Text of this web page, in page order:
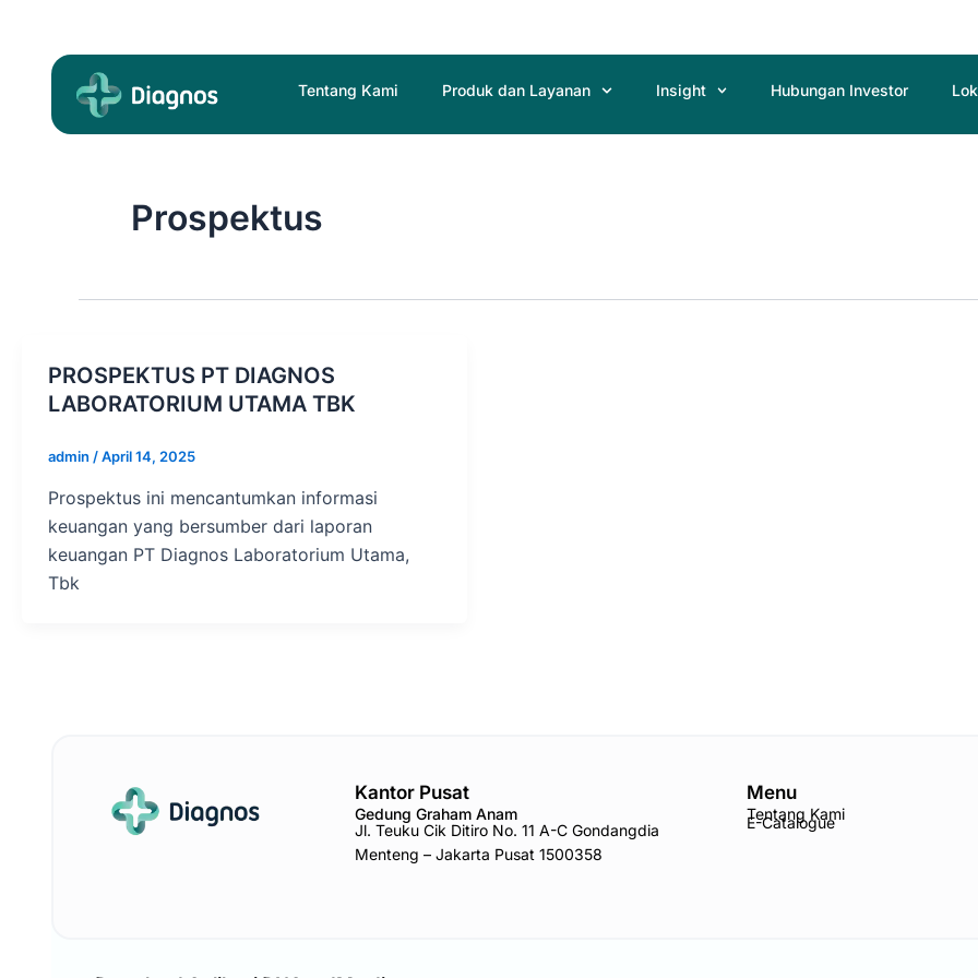
content
Tentang Kami Produk dan Layanan Insight Hubungan Investor
Prospektus
PROSPEKTUS PT DIAGNOS
LABORATORIUM UTAMA TBK
admin /April 14, 2025
Prospektus ini mencantumkan informasi
keuangan yang bersumber dari laporan
keuangan PT Diagnos Laboratorium Utama,
Tbk
Kantor Pusat
Gedung Graham Anam
Jl. Teuku Cik Ditiro No. 11 A-C Gondangdia
Menteng – Jakarta Pusat 1500358
Menu
Tentang Kami
E-Catalogue